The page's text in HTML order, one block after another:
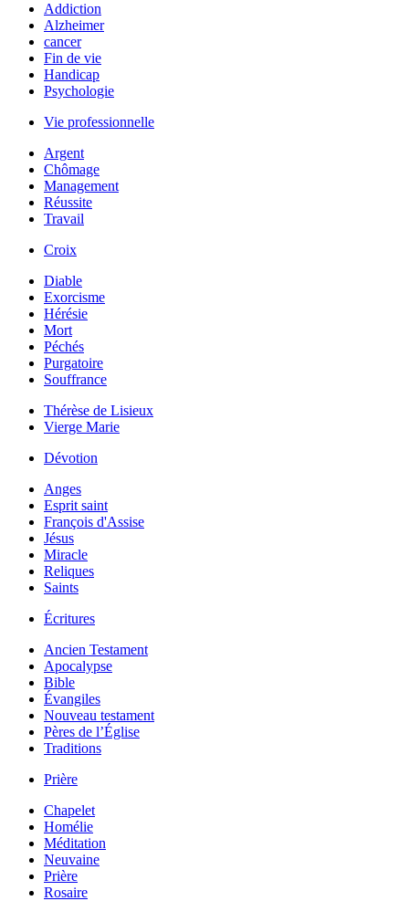
Addiction
Alzheimer
cancer
Fin de vie
Handicap
Psychologie
Vie professionnelle
Argent
Chômage
Management
Réussite
Travail
Croix
Diable
Exorcisme
Hérésie
Mort
Péchés
Purgatoire
Souffrance
Thérèse de Lisieux
Vierge Marie
Dévotion
Anges
Esprit saint
François d'Assise
Jésus
Miracle
Reliques
Saints
Écritures
Ancien Testament
Apocalypse
Bible
Évangiles
Nouveau testament
Pères de l’Église
Traditions
Prière
Chapelet
Homélie
Méditation
Neuvaine
Prière
Rosaire